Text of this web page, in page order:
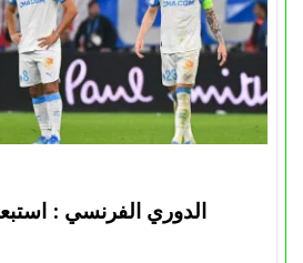
الدوري الفرنسي :